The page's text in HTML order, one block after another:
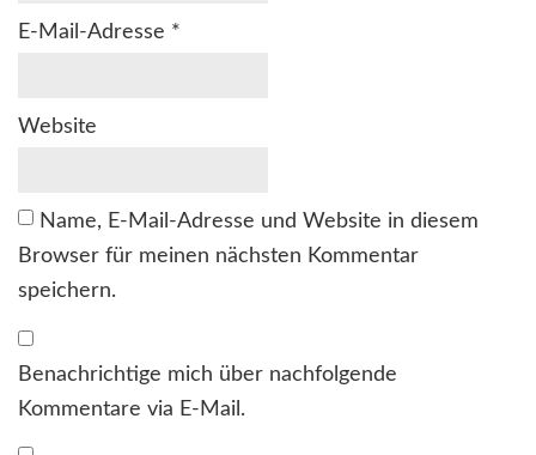
E-Mail-Adresse *
Website
Name, E-Mail-Adresse und Website in diesem
Browser für meinen nächsten Kommentar
speichern.
Benachrichtige mich über nachfolgende
Kommentare via E-Mail.